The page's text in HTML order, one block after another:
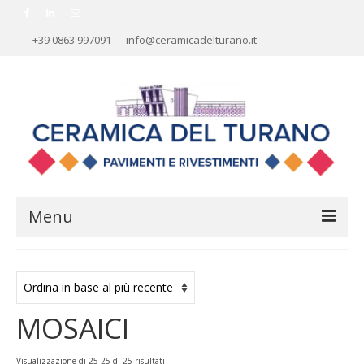
+39 0863 997091 info@ceramicadelturano.it
Menu
AZIENDA
RIVESTIMENTI
MOSAICI
Visualizzazione di 25-25 di 25 risultati